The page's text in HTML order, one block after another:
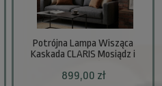
Potrójna Lampa Wisząca
Kaskada CLARIS Mosiądz i
899,00 zł